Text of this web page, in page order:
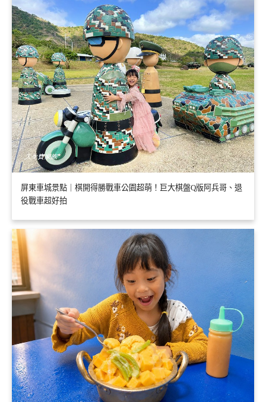
屏東車城景點｜棋開得勝戰車公園超萌！巨大棋盤Q版阿兵哥、退
役戰車超好拍